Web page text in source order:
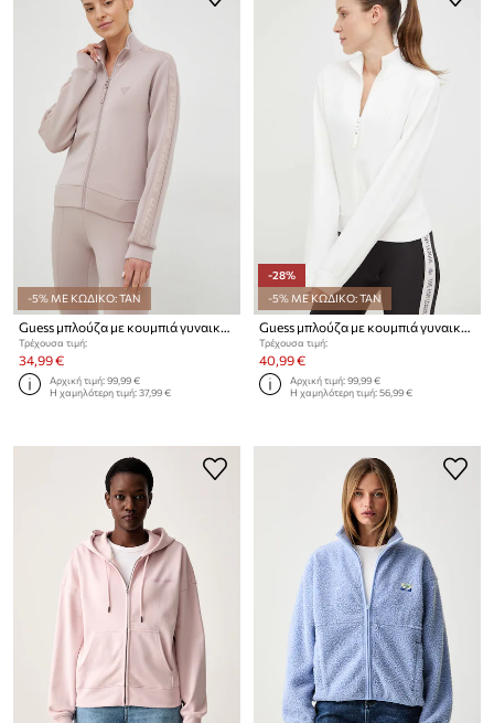
-5% ΜΕ ΚΩΔΙΚΟ: TAN
Guess μπλούζα με κουμπιά γυναικεία με βισκόζη NEW ALLIE
Τρέχουσα τιμή:
34,99 €
Αρχική τιμή:99,99 €
Η χαμηλότερη τιμή:37,99 €
-28%
-5% ΜΕ ΚΩΔΙΚΟ: TAN
Guess μπλούζα με κουμπιά γυναικεία με βισκόζη NEW ALLIE
Τρέχουσα τιμή:
40,99 €
Αρχική τιμή:99,99 €
Η χαμηλότερη τιμή:56,99 €